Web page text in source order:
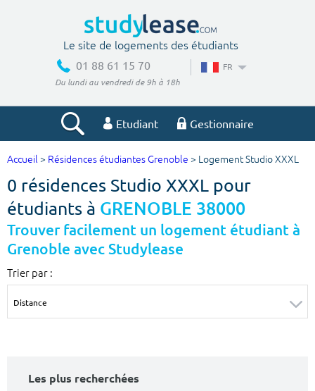
Le site de logements des étudiants
01 88 61 15 70
Du lundi au vendredi de 9h à 18h
FR
Etudiant Gestionnaire
Votre recherche
Ville, école
Accueil > Résidences étudiantes Grenoble > Logement Studio XXXL
0 résidences Studio XXXL pour
étudiants à GRENOBLE 38000
Trouver facilement un logement étudiant à
Grenoble avec Studylease
Trier par :
Les plus recherchées